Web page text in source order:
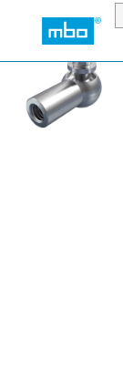
Zum Hauptinhalt